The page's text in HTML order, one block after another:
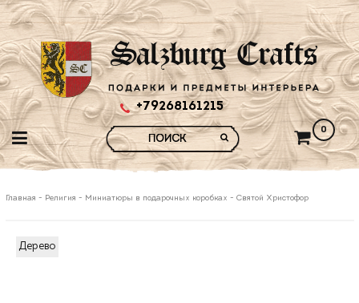
+79268161215
0
Главная - Религия - Миниатюры в подарочных коробках - Святой Христофор
Дерево